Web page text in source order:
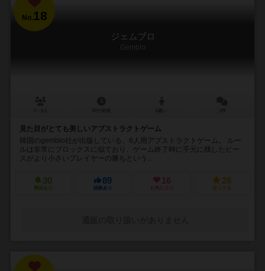
No.18
ジェムブロ
Gemblo
見た目がとても美しいアブストラクトゲーム
韓国のgemblo社が出版している、6人用アブストラクトゲーム。 ルー
ルは非常にブロックスに似ており、ゲーム終了時に手元に残したピー
スがより小さいプレイヤーの勝ちという...
30
興味あり
89
経験あり
16
お気に入り
26
持ってる